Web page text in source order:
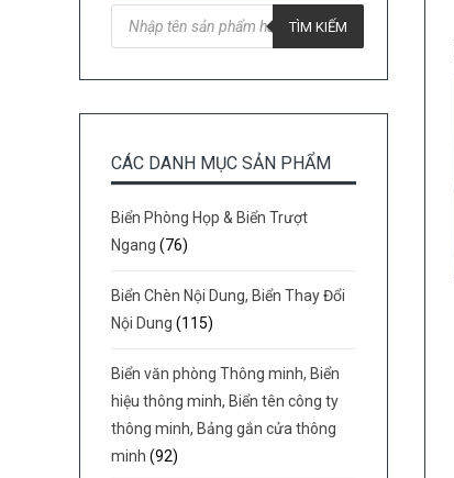
Tìm
kiếm
TÌM KIẾM
CÁC DANH MỤC SẢN PHẨM
Biển Phòng Họp & Biển Trượt
Ngang (76)
Biển Chèn Nội Dung, Biển Thay Đổi
Nội Dung (115)
Biển văn phòng Thông minh, Biển
hiệu thông minh, Biển tên công ty
thông minh, Bảng gắn cửa thông
minh (92)